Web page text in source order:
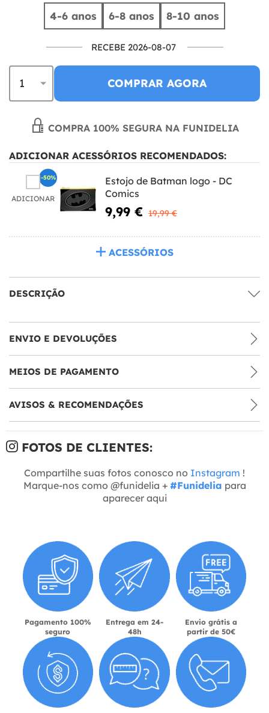
4-6 anos 6-8 anos 8-10 anos
RECEBE 2026-08-07
COMPRAR AGORA
COMPRA 100% SEGURA NA FUNIDELIA
ADICIONAR ACESSÓRIOS RECOMENDADOS:
ADICIONAR
Estojo de Batman logo - DC
Comics
9,99 € 19,99 €
-50%
ACESSÓRIOS
DESCRIÇÃO
ENVIO E DEVOLUÇÕES
MEIOS DE PAGAMENTO
AVISOS & RECOMENDAÇÕES
FOTOS DE CLIENTES:
Compartilhe suas fotos conosco no Instagram !
Marque-nos como @funidelia + #Funidelia para
aparecer aqui
Pagamento 100%
seguro
Entrega em 24-
48h
Envio grátis a
partir de 50€